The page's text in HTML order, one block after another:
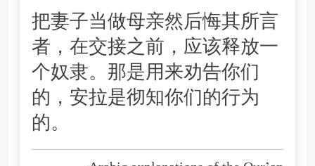
把妻子当做母亲然后悔其所言
者，在交接之前，应该释放一
个奴隶。那是用来劝告你们
的，安拉是彻知你们的行为
的。